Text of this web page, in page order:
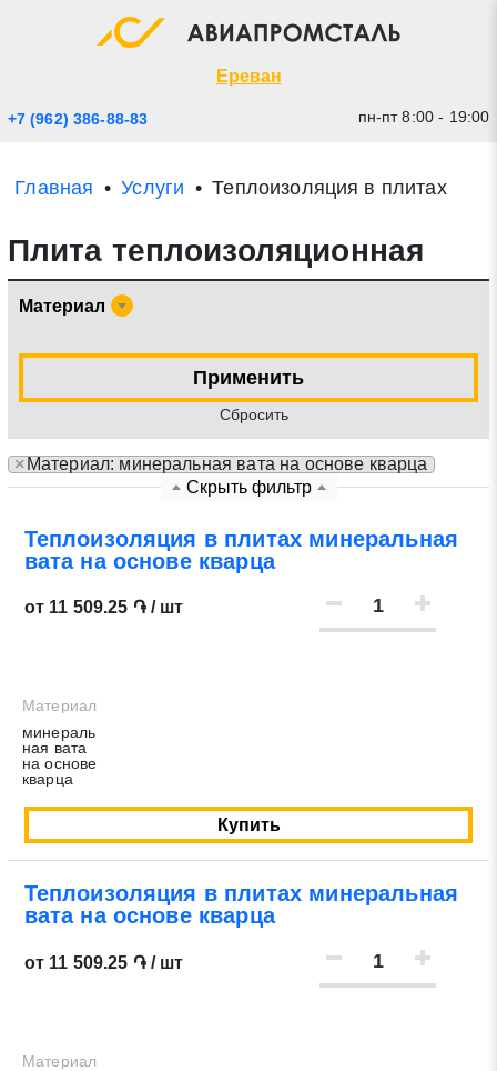
Ереван
+7 (962) 386-88-83 пн-пт 8:00 - 19:00
Главная Услуги Теплоизоляция в плитах
Плита теплоизоляционная
Материал
Применить
Cбросить
× Материал: минеральная вата на основе кварца
Скрыть фильтр
Теплоизоляция в плитах минеральная
вата на основе кварца
от 11 509.25 ֏ / шт
Материал
минераль
ная вата
на основе
кварца
Купить
Теплоизоляция в плитах минеральная
вата на основе кварца
от 11 509.25 ֏ / шт
Материал
Экспресс заявка
* - обязательные поля для заполнения
Прикрепить файл (до 20 mb)
Отправить заявку
Нажимая на кнопку «Отправить заявку» Вы даете
согласие на обработку своих персональных данных в
соответствии со статьей 9 Федерального закона от 27
июля 2006 г. N 152-ФЗ «О персональных данных», а